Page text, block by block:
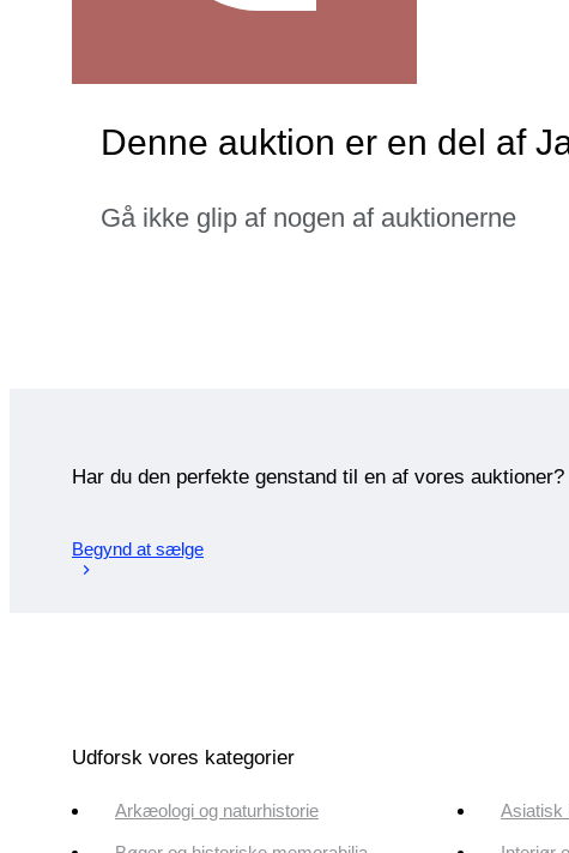
Denne auktion er en del af
Gå ikke glip af nogen af auktionerne
Har du den perfekte genstand til en af vores auktioner?
Begynd at sælge
Udforsk vores kategorier
Arkæologi og naturhistorie Asiatisk